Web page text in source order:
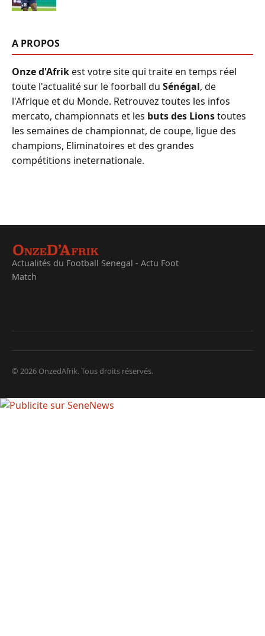
A PROPOS
Onze d'Afrikest votre site qui traite en temps réel
toute l'actualité sur le foorball du Sénégal, de
l'Afrique et du Monde. Retrouvez toutes les infos
mercato, championnats et les buts des Lionstoutes
les semaines de championnat, de coupe, ligue des
champions, Eliminatoires et des grandes
compétitions ineternationale.
Actualités du Football Senegal - Actu Foot
Match
© 2026 OnzedAfrik. Tous droits réservés.